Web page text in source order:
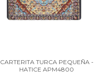
CARTERITA TURCA PEQUEÑA -
HATICE APM4800